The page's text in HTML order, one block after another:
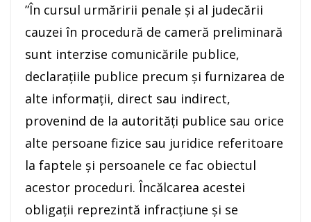
”În cursul urmăririi penale și al judecării
cauzei în procedură de cameră preliminară
sunt interzise comunicările publice,
declarațiile publice precum și furnizarea de
alte informații, direct sau indirect,
provenind de la autorități publice sau orice
alte persoane fizice sau juridice referitoare
la faptele și persoanele ce fac obiectul
acestor proceduri. Încălcarea acestei
obligații reprezintă infracțiune și se